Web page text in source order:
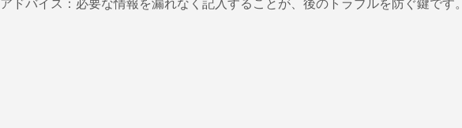
アドバイス：必要な情報を漏れなく記入することが、後のトラブルを防ぐ鍵です。